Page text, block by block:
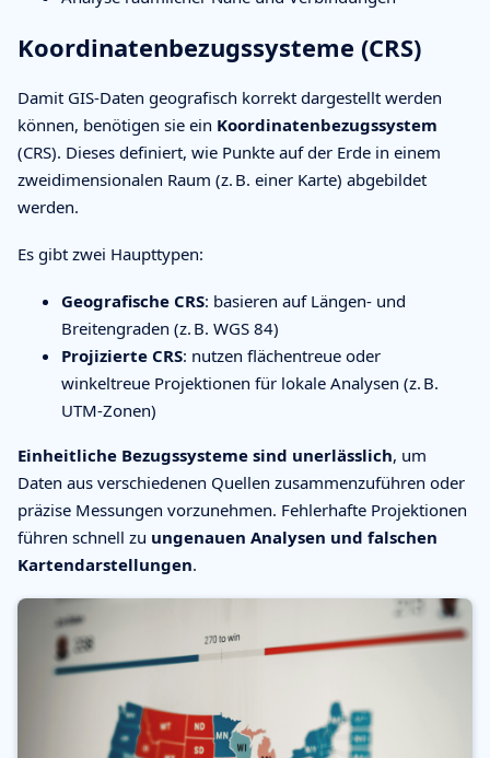
Koordinatenbezugssysteme (CRS)
Damit GIS-Daten geografisch korrekt dargestellt werden
können, benötigen sie ein Koordinatenbezugssystem
(CRS). Dieses definiert, wie Punkte auf der Erde in einem
zweidimensionalen Raum (z. B. einer Karte) abgebildet
werden.
Es gibt zwei Haupttypen:
Geografische CRS: basieren auf Längen- und
Breitengraden (z. B. WGS 84)
Projizierte CRS: nutzen flächentreue oder
winkeltreue Projektionen für lokale Analysen (z. B.
UTM-Zonen)
Einheitliche Bezugssysteme sind unerlässlich, um
Daten aus verschiedenen Quellen zusammenzuführen oder
präzise Messungen vorzunehmen. Fehlerhafte Projektionen
führen schnell zu ungenauen Analysen und falschen
Kartendarstellungen.